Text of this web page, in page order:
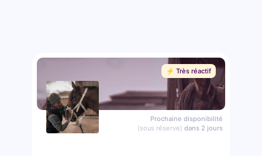
⚡️ Très réactif
Prochaine disponibilité
(sous réserve) dans 2 jours